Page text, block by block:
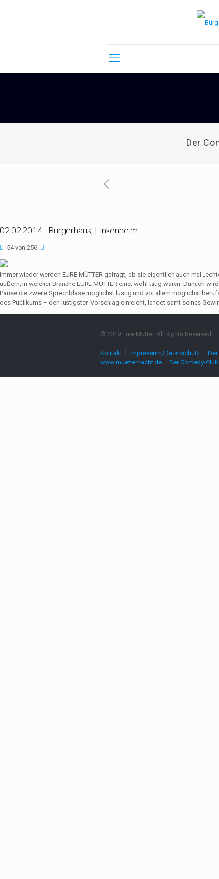
Der
02.02.2014 - Bürgerhaus, Linkenheim
54 von 256
Immer wieder werden EURE MÜTTER gefragt, ob sie eigentlich auch mal
äußern, in welcher Branche EURE MÜTTER einst wohl tätig waren. Danach
Pause die zweite Sprechblase möglichst lustig und vor allem möglichst
des Publikums – den lustigsten Vorschlag einreicht, landet samt seines
© 2019 Eure Mütter. All Rights Reserved.
Kontakt Impressum/Datenschutz
www.muetternacht.de – Der Comedy-Club